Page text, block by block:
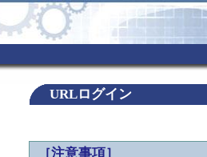
URLログイン
［注意事項］